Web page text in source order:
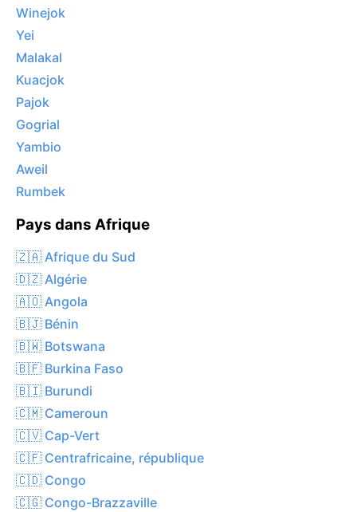
Winejok
Yei
Malakal
Kuacjok
Pajok
Gogrial
Yambio
Aweil
Rumbek
Pays dans Afrique
🇿🇦 Afrique du Sud
🇩🇿 Algérie
🇦🇴 Angola
🇧🇯 Bénin
🇧🇼 Botswana
🇧🇫 Burkina Faso
🇧🇮 Burundi
🇨🇲 Cameroun
🇨🇻 Cap-Vert
🇨🇫 Centrafricaine, république
🇨🇩 Congo
🇨🇬 Congo-Brazzaville